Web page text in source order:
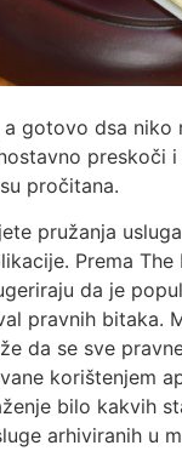
gotovo dsa niko
preskoči i
pročitana.
pružanja
Prema The
da je
pravnih bitaka.
da se sve
korištenjem
bilo kakvih
arhiviranih u